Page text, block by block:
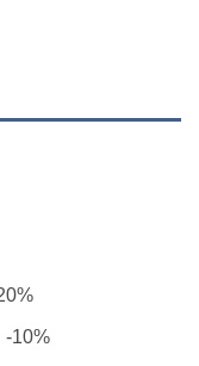
-10%